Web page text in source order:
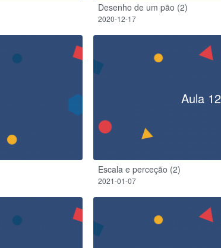
Desenho de um pão (2)
2020-12-17
Aula 12
Escala e perceção (2)
2021-01-07